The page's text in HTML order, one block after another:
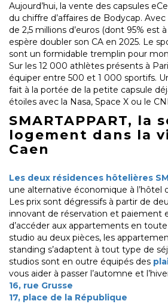
Aujourd’hui, la vente des capsules
du chiffre d’affaires de Bodycap.
de 2,5 millions d’euros (dont 95% est
espère doubler son CA en 2025. Le
sont un formidable tremplin pour
Sur les 12 000 athlètes présents à
équiper entre 500 et 1 000 sportifs.
fait à la portée de la petite capsule
étoiles avec la Nasa, Space X ou le
SMARTAPPART, la
logement dans la
Caen
Les deux résidences hôtelières
une alternative économique à l’hôtel
Les prix sont dégressifs à partir de
innovant de réservation et paiement
d’accéder aux appartements en
studio au deux pièces, les
standing s’adaptent à tout type de
studios sont en outre équipés des
vous aider à passer l’automne et
16, rue Grusse
17, place de la République